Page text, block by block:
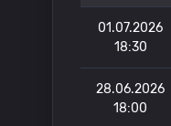
01.07.2026
18:30
28.06.2026
18:00